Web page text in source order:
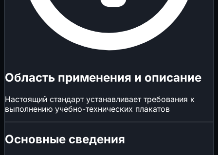
Область применения и описание
Настоящий стандарт устанавливает требования к
выполнению учебно-технических плакатов
Основные сведения